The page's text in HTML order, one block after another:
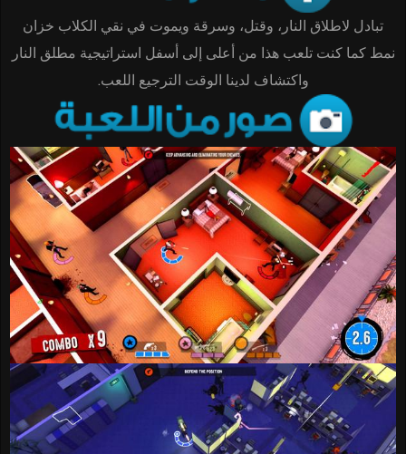
تبادل لاطلاق النار، وقتل، وسرقة ويموت في نقي الكلاب خزان
نمط كما كنت تلعب هذا من أعلى إلى أسفل استراتيجية مطلق النار
واكتشاف لدينا الوقت الترجيع اللعب.